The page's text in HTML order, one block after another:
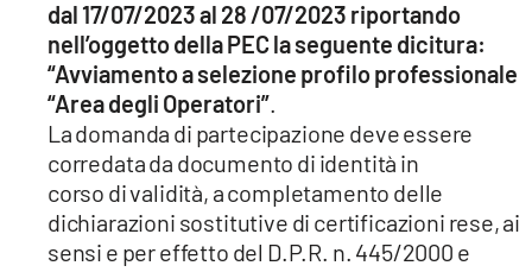
dal 17/07/2023 al 28 /07/2023 riportando
nell’oggetto della PEC la seguente dicitura:
“Avviamento a selezione profilo professionale
“Area degli Operatori”
La domanda di partecipazione deve essere
corredata da documento di identità in
corso di validità, a completamento delle
dichiarazioni sostitutive di certificazioni rese, ai
sensi e per effetto del D.P.R. n. 445/2000 e